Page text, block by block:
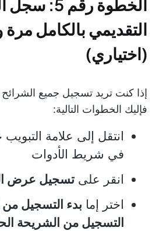
الخطوة رقم
التقديمي بالكامل مرة
(اختياري)
إذا كنت تريد تسجيل جميع
فإليك الخطوات التالية:
انتقل إلى علامة التبويب
في شريط الأدوات
انقر على تسجيل عرض
اختر إما بدء التسجيل من
التسجيل من الشريحة